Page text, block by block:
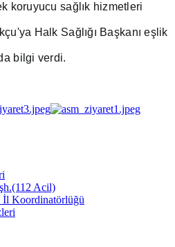
koruyucu sağlık hizmetleri
Halk Sağlığı Başkanı eşlik
bilgi verdi.
Acil)
İl Koordinatörlüğü